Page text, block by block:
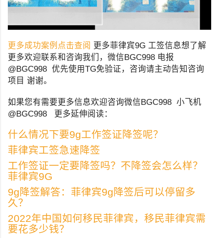
更多成功案例点击查阅 更多菲律宾9G 工签信息想了解
更多欢迎联系和咨询我们，微信BGC998 电报
@BGC998 优先使用TG免验证，咨询请主动告知咨询
项目 谢谢。
如果您有需要更多信息欢迎咨询微信BGC998 小飞机
@BGC998 更多延伸阅读：
什么情况下要9g工作签证降签呢？
菲律宾工签急速降签
工作签证一定要降签吗？不降签会怎么样？
菲律宾9G
9g降签解答：菲律宾9g降签后可以停留多
久？
2022年中国如何移民菲律宾，移民菲律宾需
要花多少钱？